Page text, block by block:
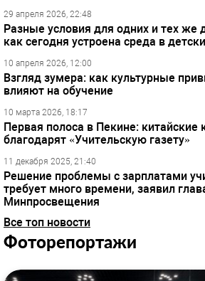
29 апреля 2026, 22:48
Разные условия для одних и тех же
как сегодня устроена среда в
10 апреля 2026, 12:00
Взгляд зумера: как культурные
влияют на обучение
10 марта 2026, 18:17
Первая полоса в Пекине: китайские
благодарят «Учительскую газету»
11 декабря 2025, 21:40
Решение проблемы с зарплатами
требует много времени, заявил
Минпросвещения
Все топ новости
Фоторепортажи